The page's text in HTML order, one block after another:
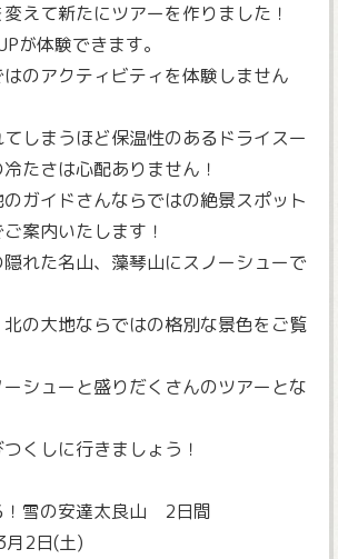
えて新たにツアーを作りました！
が体験できます。
のアクティビティを体験しません
しまうほど保温性のあるドライスー
たさは心配ありません！
ガイドさんならではの絶景スポット
案内いたします！
れた名山、藻琴山にスノーシューで
の大地ならではの格別な景色をご覧
シューと盛りだくさんのツアーとな
くしに行きましょう！
雪の安達太良山 2日間
2日(土)